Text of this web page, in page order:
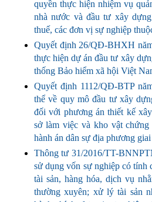
quyền thực hiện nhiệm vụ
nhà nước và đầu tư xây
thuế, các đơn vị sự nghiệp
Quyết định 26/QĐ-BHXH
thực hiện dự án đầu tư xây
thống Bảo hiểm xã hội Việt
Quyết định 1112/QĐ-BTP
thể về quy mô đầu tư xây
đối với phương án thiết kế
sở làm việc và kho vật
hành án dân sự địa phương
Thông tư 31/2016/TT-
sử dụng vốn sự nghiệp có tính
tài sản, hàng hóa, dịch vụ
thường xuyên; xử lý tài sản